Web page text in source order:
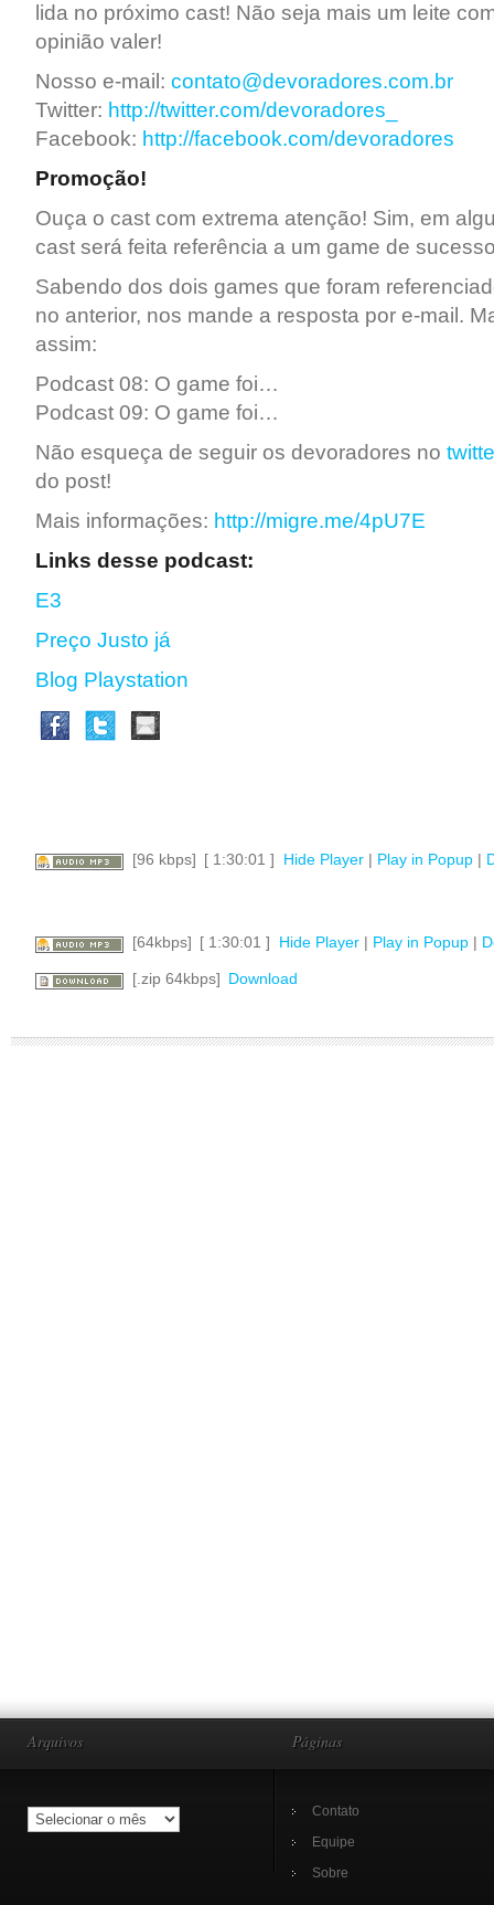
lida no próximo cast! Não seja mais um leite
opinião valer!
Nosso e-mail: contato@devoradores.com.br
Twitter: http://twitter.com/devoradores_
Facebook: http://facebook.com/devoradores
Promoção!
Ouça o cast com extrema atenção! Sim, em
cast será feita referência a um game de
Sabendo dos dois games que foram
no anterior, nos mande a resposta por e-mail.
assim:
Podcast 08: O game foi…
Podcast 09: O game foi…
Não esqueça de seguir os devoradores no
do post!
Mais informações: http://migre.me/4pU7E
Links desse podcast:
E3
Preço Justo já
Blog Playstation
[96 kbps] [ 1:30:01 ] Hide Player| Play in Popup|
[64kbps] [ 1:30:01 ] Hide Player| Play in Popup|
[.zip 64kbps] Download
Arquivos Páginas
Contato
Equipe
Sobre